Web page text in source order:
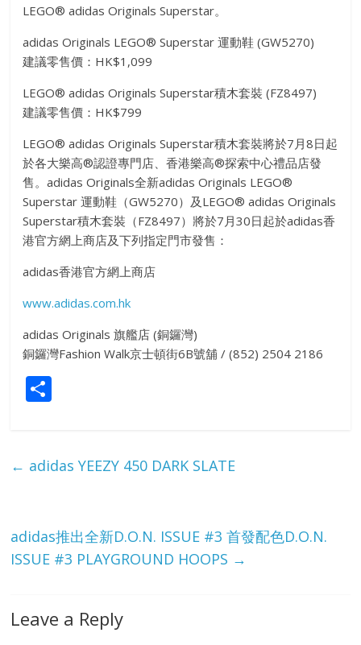
LEGO® adidas Originals Superstar。
adidas Originals LEGO® Superstar 運動鞋 (GW5270)
建議零售價：HK$1,099
LEGO® adidas Originals Superstar積木套裝 (FZ8497)
建議零售價：HK$799
LEGO® adidas Originals Superstar積木套裝將於7月8日起
於各大樂高®認證專門店、香港樂高®探索中心禮品店發
售。adidas Originals全新adidas Originals LEGO®
Superstar 運動鞋（GW5270）及LEGO® adidas Originals
Superstar積木套裝（FZ8497）將於7月30日起於adidas香
港官方網上商店及下列指定門市發售：
adidas香港官方網上商店
www.adidas.com.hk
adidas Originals 旗艦店 (銅鑼灣)
銅鑼灣Fashion Walk京士頓街6B號舖 / (852) 2504 2186
e
← adidas YEEZY 450 DARK SLATE
adidas推出全新D.O.N. ISSUE #3 首發配色D.O.N.
ISSUE #3 PLAYGROUND HOOPS →
Leave a Reply